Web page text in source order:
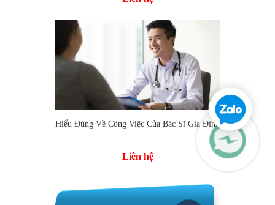
Hiểu Đúng Về Công Việc Của Bác Sĩ Gia Đình
Liên hệ